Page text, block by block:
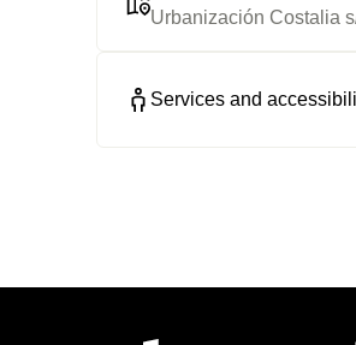
Urbanización Costalia
Services and